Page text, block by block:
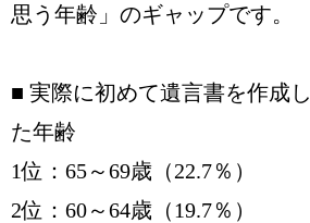
思う年齢」のギャップです。
■ 実際に初めて遺言書を作成し
た年齢
1位：65～69歳（22.7％）
2位：60～64歳（19.7％）